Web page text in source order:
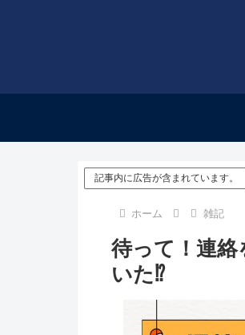
記事内に広告が含まれています。
ホーム 雑記
待って！連
いた⁉